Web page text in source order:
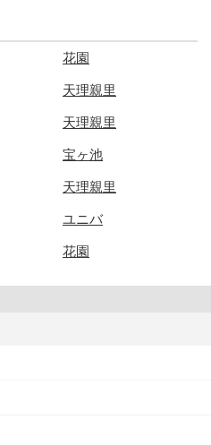
花園
天理親里
天理親里
宝ヶ池
天理親里
ユニバ
花園